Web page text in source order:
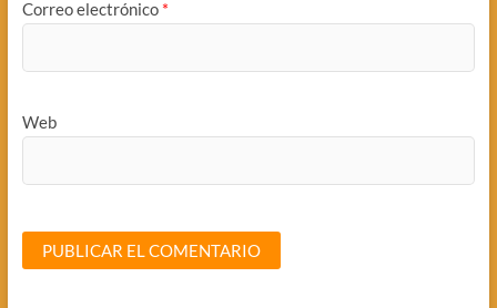
Correo electrónico *
Web